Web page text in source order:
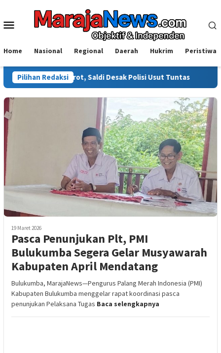
konten
Menu
Home Nasional Regional Daerah Hukrim Peristiwa
Pilihan Redaksi
Disorot, Saldi Desak Polisi Usut Tuntas Warga
19 Maret 2026
Pasca Penunjukan Plt, PMI
Bulukumba Segera Gelar Musyawarah
Kabupaten April Mendatang
Bulukumba, MarajaNews—Pengurus Palang Merah Indonesia (PMI)
Kabupaten Bulukumba menggelar rapat koordinasi pasca
penunjukan Pelaksana Tugas Baca selengkapnya